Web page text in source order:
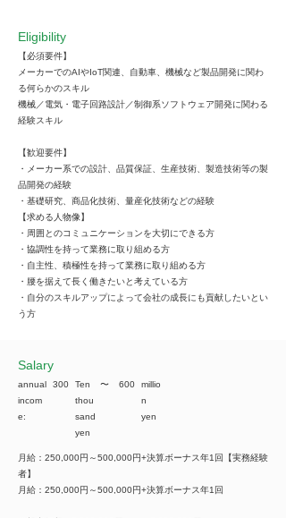
Eligibility
【必須要件】
メーカーでのAIやIoT関連、⾃動⾞、機械など製品開発に関わ
る何らかのスキル
機械／電気・電⼦回路設計／制御系ソフトウェア開発に関わる
経験スキル
【歓迎要件】
・メーカー系での設計、品質保証、⽣産技術、製造技術等の製
品開発の経験
・基礎研究、商品化技術、量産化技術などの経験
【求める⼈物像】
・周囲とのコミュニケーションを⼤切にできる⽅
・協調性を持って業務に取り組める⽅
・⾃主性、積極性を持って業務に取り組める⽅
・腰を据えて⻑く働きたいと考えている⽅
・⾃分のスキルアップによって会社の成⻑にも貢献したいとい
う⽅
​Salary
annual
incom
e:
300
Ten
thou
sand
yen
​〜 600
millio
n
yen
月給：250,000円～500,000円+決算ボーナス年1回【実務経験
者】
月給：250,000円～500,000円+決算ボーナス年1回